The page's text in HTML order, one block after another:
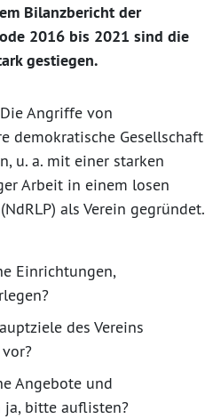
Bilanzbericht der
2016 bis 2021 sind die
gestiegen.
Angriffe von
demokratische Gesellschaft
u. a. mit einer starken
Arbeit in einem losen
als Verein gegründet.
Einrichtungen,
des Vereins
Angebote und
ja, bitte auflisten?